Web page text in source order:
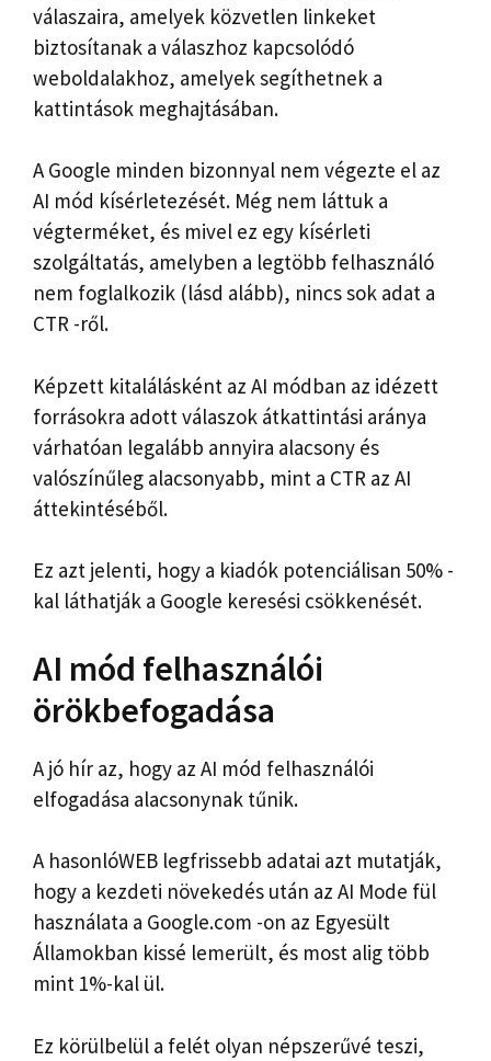
válaszaira, amelyek közvetlen linkeket
biztosítanak a válaszhoz kapcsolódó
weboldalakhoz, amelyek segíthetnek a
kattintások meghajtásában.
A Google minden bizonnyal nem végezte el az
AI mód kísérletezését. Még nem láttuk a
végterméket, és mivel ez egy kísérleti
szolgáltatás, amelyben a legtöbb felhasználó
nem foglalkozik (lásd alább), nincs sok adat a
CTR -ről.
Képzett kitalálásként az AI módban az idézett
forrásokra adott válaszok átkattintási aránya
várhatóan legalább annyira alacsony és
valószínűleg alacsonyabb, mint a CTR az AI
áttekintéséből.
Ez azt jelenti, hogy a kiadók potenciálisan 50% -
kal láthatják a Google keresési csökkenését.
AI mód felhasználói
örökbefogadása
A jó hír az, hogy az AI mód felhasználói
elfogadása alacsonynak tűnik.
A hasonlóWEB legfrissebb adatai azt mutatják,
hogy a kezdeti növekedés után az AI Mode fül
használata a Google.com -on az Egyesült
Államokban kissé lemerült, és most alig több
mint 1%-kal ül.
Ez körülbelül a felét olyan népszerűvé teszi,